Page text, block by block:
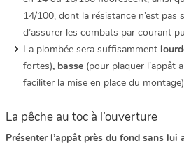
14/100, dont la résistance n’est pas
d’assurer les combats par courant
La plombée sera suffisamment
fortes), basse (pour plaquer l’appât
faciliter la mise en place du
La pêche au toc à l’ouverture
Présenter l’appât près du fond sans